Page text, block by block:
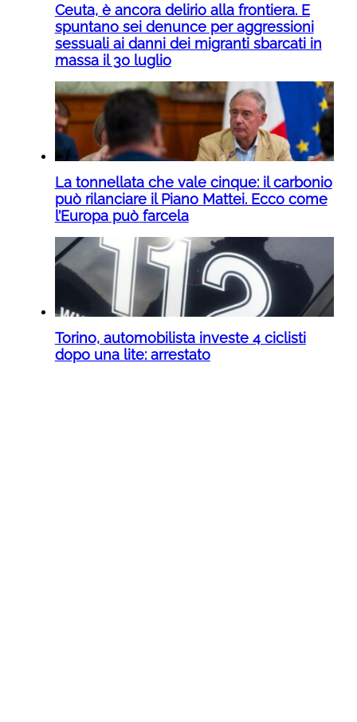
Ceuta, è ancora delirio alla frontiera. E
spuntano sei denunce per aggressioni
sessuali ai danni dei migranti sbarcati in
massa il 30 luglio
La tonnellata che vale cinque: il carbonio
può rilanciare il Piano Mattei. Ecco come
l’Europa può farcela
Torino, automobilista investe 4 ciclisti
dopo una lite: arrestato